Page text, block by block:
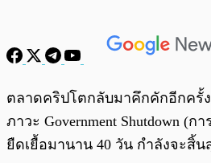
พร้อมเล่น
ตลาดคริปโตกลับมาคึกคักอีกครั้
ภาวะ Government Shutdown (
ยืดเยื้อมานาน 40 วัน กำลังจะสิ้น